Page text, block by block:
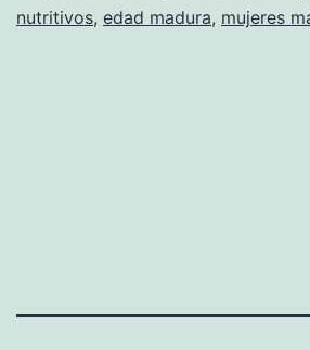
nutritivos, edad madura, mujeres